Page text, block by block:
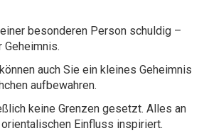
besonderen Person schuldig –
auch Sie ein kleines Geheimnis
aufbewahren.
keine Grenzen gesetzt. Alles an
Einfluss inspiriert.